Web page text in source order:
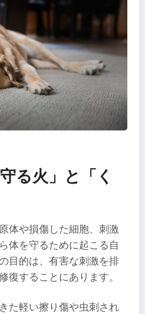
る火」と「く
体や損傷した細胞、刺激
体を守るために起こる自
目的は、有害な刺激を排
復することにあります。
た軽い擦り傷や虫刺され